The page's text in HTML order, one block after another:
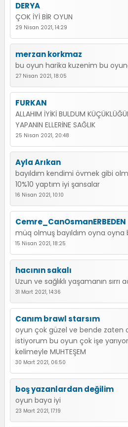
DERYA
ÇOK İYİ BİR OYUN
29 Nisan 2021, 14:29
merzan korkmaz
bu oyun harika kuzenim bu
27 Nisan 2021, 18:05
FURKAN
ALLAHIM İYİKİ BULDUM
YAPANIN ELLERİNE SAĞLIK
25 Nisan 2021, 20:48
Ayla Arıkan
bayıldım kendimi övmek gibi
10%10 yaptım iyi şansalar
16 Nisan 2021, 10:10
Cemre_CanOsmanERBEDEN
müq olmuş bayıldım oyna oyna
15 Nisan 2021, 18:25
hacının sakalı
Uzun ve sağlıklı yaşamanın sırrı
31 Mart 2021, 14:36
Canım brawl starsım
oyun çok güzel ve bende zaten
istiyorum bu oyun çok işe
kelimeyle MUHTEŞEM
30 Mart 2021, 06:50
boş yazanlardan değilim
oyun baya iyi
23 Mart 2021, 17:19